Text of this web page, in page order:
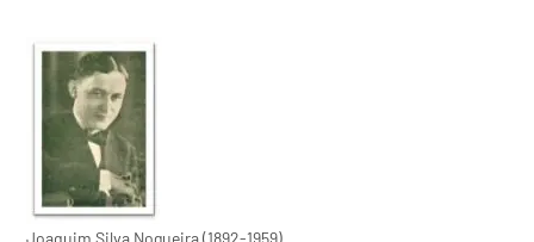
Joaquim Silva Nogueira (1892-1959)